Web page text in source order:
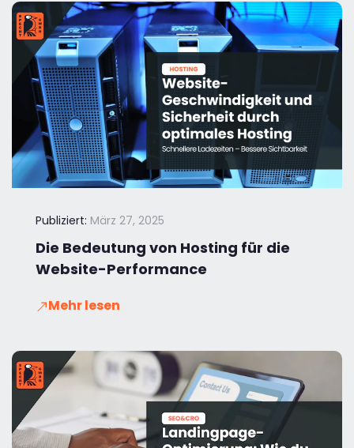
Publiziert: März 27, 2025
Die Bedeutung von Hosting für die
Website-Performance
Mehr lesen